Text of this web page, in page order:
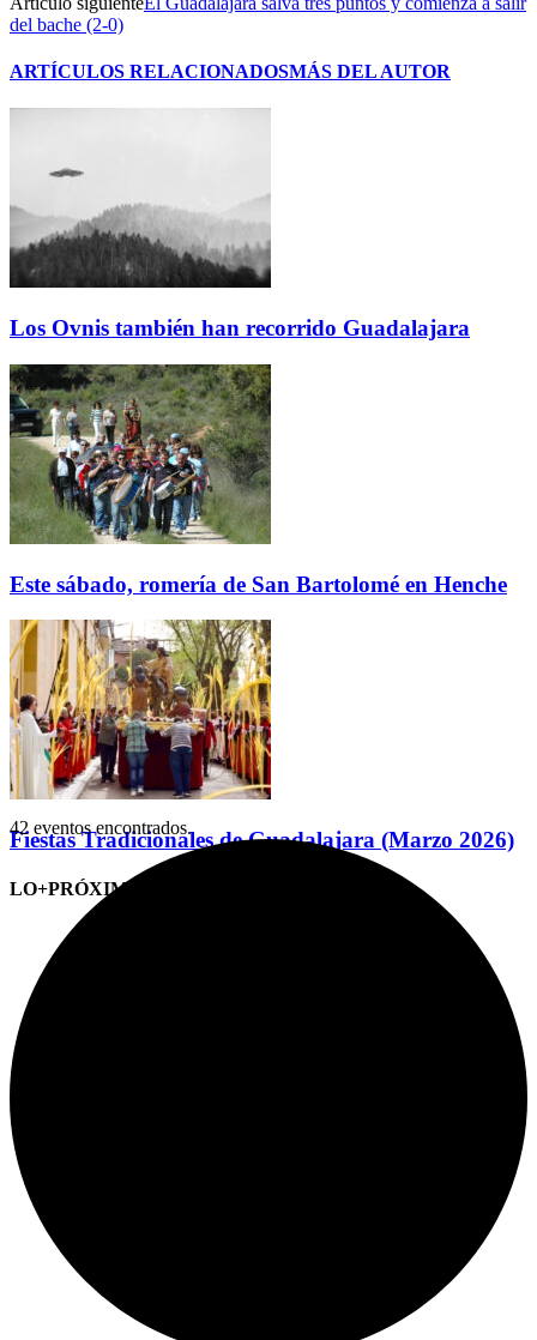
del bache (2-0)
ARTÍCULOS RELACIONADOSMÁS DEL AUTOR
Los Ovnis también han recorrido Guadalajara
Este sábado, romería de San Bartolomé en Henche
Fiestas Tradicionales de Guadalajara (Marzo 2026)
LO+PRÓXIMO (CITAS)
42 eventos encontrados.